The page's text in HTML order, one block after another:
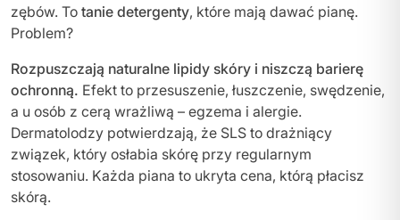
zębów. To tanie detergenty, które mają dawać pianę.
Problem?
Rozpuszczają naturalne lipidy skóry i niszczą barierę
ochronną. Efekt to przesuszenie, łuszczenie, swędzenie,
a u osób z cerą wrażliwą – egzema i alergie.
Dermatolodzy potwierdzają, że SLS to drażniący
związek, który osłabia skórę przy regularnym
stosowaniu. Każda piana to ukryta cena, którą płacisz
skórą.